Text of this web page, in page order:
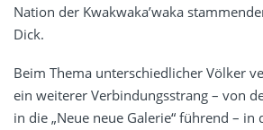
Nation der Kwakwaka’waka
Dick.
Beim Thema unterschiedlicher Völker
ein weiterer Verbindungsstrang – von
in die „Neue neue Galerie“ führend – in